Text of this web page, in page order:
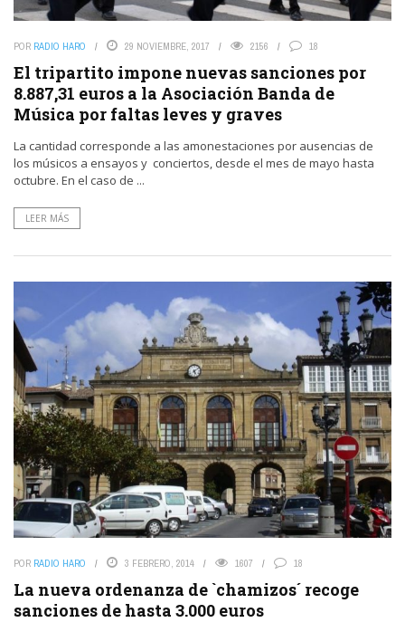
POR RADIO HARO 29 NOVIEMBRE, 2017 2156 18
El tripartito impone nuevas sanciones por
8.887,31 euros a la Asociación Banda de
Música por faltas leves y graves
La cantidad corresponde a las amonestaciones por ausencias de
los músicos a ensayos y conciertos, desde el mes de mayo hasta
octubre. En el caso de ...
LEER MÁS
POR RADIO HARO 3 FEBRERO, 2014 1607 18
La nueva ordenanza de `chamizos´ recoge
sanciones de hasta 3.000 euros